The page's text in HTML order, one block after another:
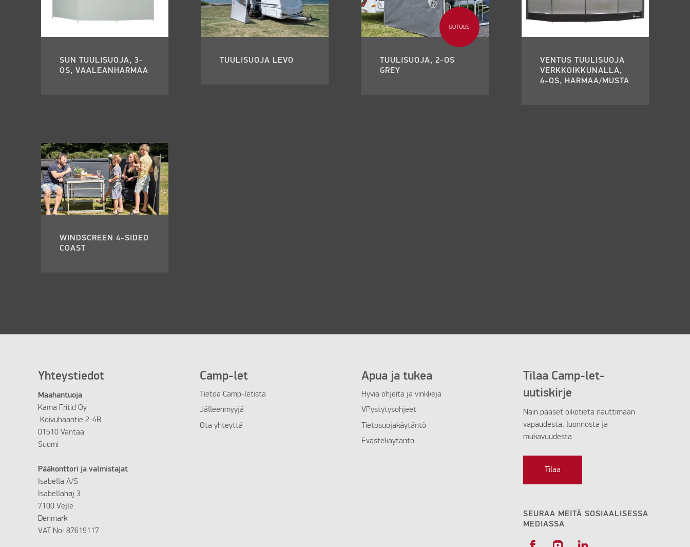
SUN TUULISUOJA, 3-
OS, VAALEANHARMAA
TUULISUOJA LEVO
UUTUUS
TUULISUOJA, 2-OS
GREY
VENTUS TUULISUOJA
VERKKOIKKUNALLA,
4-OS, HARMAA/MUSTA
WINDSCREEN 4-SIDED
COAST
Yhteystiedot
Maahantuoja
Kama Fritid Oy
Koivuhaantie 2-4B
01510 Vantaa
Suomi
Pääkonttori ja valmistajat
Isabella A/S
Isabellahøj 3
7100 Vejle
Denmark
VAT No: 87619117
Camp-let
Tietoa Camp-letistä
Jälleenmyyjä
Ota yhteyttä
Apua ja tukea
Hyviä ohjeita ja vinkkejä
VPystytysohjeet
Tietosuojakäytäntö
Evastekaytanto
Tilaa Camp-let-
uutiskirje
Näin pääset oikotietä nauttimaan
vapaudesta, luonnosta ja
mukavuudesta
Tilaa
SEURAA MEITÄ SOSIAALISESSA
MEDIASSA